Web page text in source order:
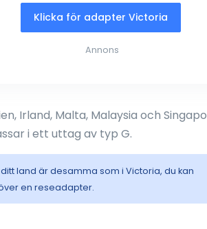
Klicka för adapter Victoria
Annons
Irland, Malta, Malaysia och
i ett uttag av typ G.
land är desamma som i Victoria, du kan
en reseadapter.